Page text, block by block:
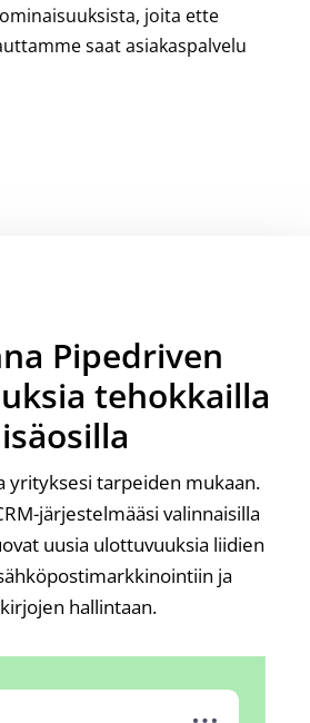
joita ette
saat asiakaspalvelu
Pipedriven
tehokkailla
yrityksesi tarpeiden mukaan.
järjestelmääsi valinnaisilla
uusia ulottuvuuksia liidien
ja
hallintaan.